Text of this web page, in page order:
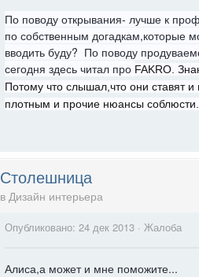
По поводу открывания- лучше к
по собственным догадкам,которые
вводить буду? По поводу
сегодня здесь читал про FAKRO.
Потому что слышал,что они ставят
плотным и прочие нюансы соблюсти.
Столешница
в Дизайн интерьера
Опубликовано: 24 дек 2013 · Жалоба
Алиса,а может и мне поможите...